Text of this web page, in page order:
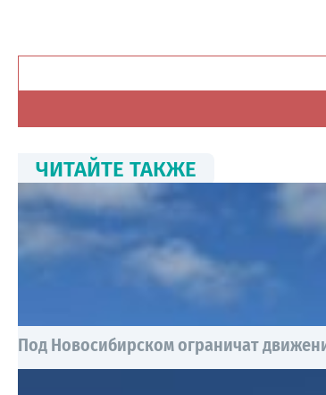
ЧИТАЙТЕ ТАКЖЕ
Под Новосибирском ограничат